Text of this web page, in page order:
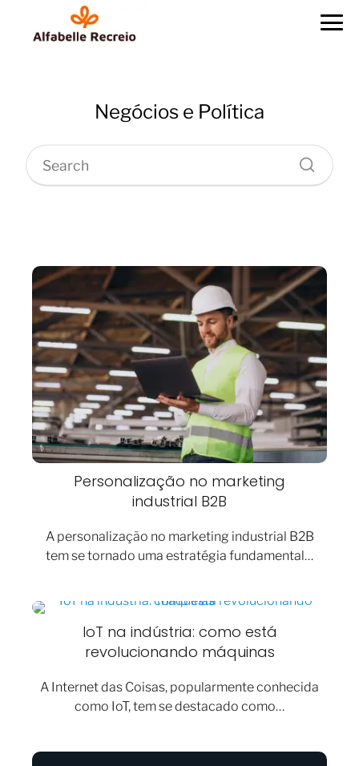
Negócios e Política
Personalização no marketing
industrial B2B
A personalização no marketing industrial B2B
tem se tornado uma estratégia fundamental…
IoT na indústria: como está
revolucionando máquinas
A Internet das Coisas, popularmente conhecida
como IoT, tem se destacado como…